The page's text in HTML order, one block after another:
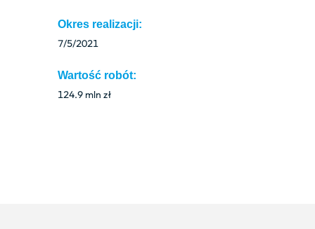
Okres realizacji:
7/5/2021
Wartość robót:
124.9 mln zł